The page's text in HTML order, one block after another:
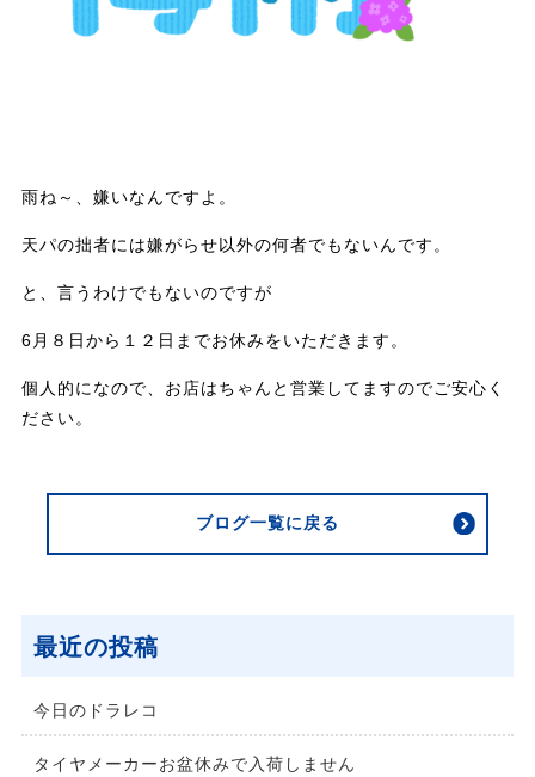
雨ね～、嫌いなんですよ。
天パの拙者には嫌がらせ以外の何者でもないんです。
と、言うわけでもないのですが
6月８日から１２日までお休みをいただきます。
個人的になので、お店はちゃんと営業してますのでご安心く
ださい。
ブログ一覧に戻る
最近の投稿
今日のドラレコ
タイヤメーカーお盆休みで入荷しません